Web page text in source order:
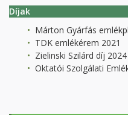
Díjak
Márton Gyárfás
TDK emlékérem 2021
Zielinski Szilárd díj 2024
Oktatói Szolgálati